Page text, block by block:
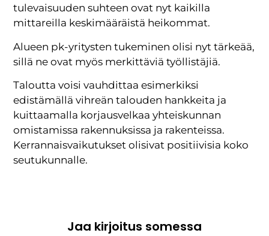
tulevaisuuden suhteen ovat nyt kaikilla
mittareilla keskimääräistä heikommat.
Alueen pk-yritysten tukeminen olisi nyt tärkeää,
sillä ne ovat myös merkittäviä työllistäjiä.
Taloutta voisi vauhdittaa esimerkiksi
edistämällä vihreän talouden hankkeita ja
kuittaamalla korjausvelkaa yhteiskunnan
omistamissa rakennuksissa ja rakenteissa.
Kerrannaisvaikutukset olisivat positiivisia koko
seutukunnalle.
Jaa kirjoitus somessa